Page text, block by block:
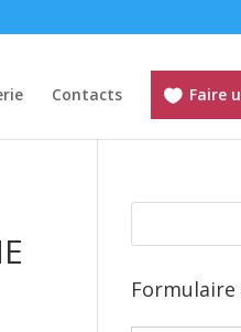
Contacts Faire
Formulaire